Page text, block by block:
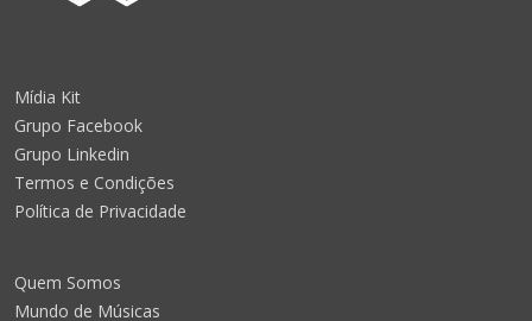
Mídia Kit
Grupo Facebook
Grupo Linkedin
Termos e Condições
Política de Privacidade
Quem Somos
Mundo de Músicas